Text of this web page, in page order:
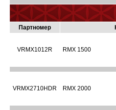
Партномер
VRMX1012R RMX 1500
VRMX2710HDR RMX 2000